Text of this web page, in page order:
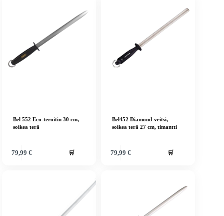
Bel 552 Eco-teroitin 30 cm,
soikea terä
79,99 € 🛒
Bel452 Diamond-veitsi,
soikea terä 27 cm, timantti
79,99 € 🛒